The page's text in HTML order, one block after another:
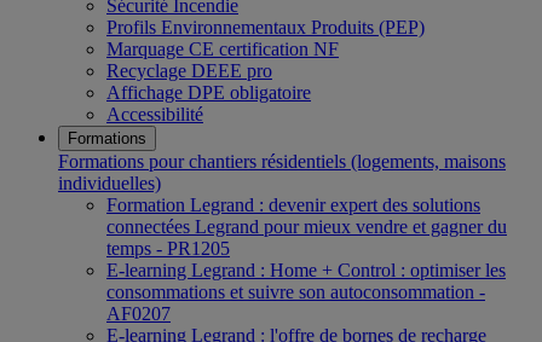
Sécurité Incendie
Profils Environnementaux Produits (PEP)
Marquage CE certification NF
Recyclage DEEE pro
Affichage DPE obligatoire
Accessibilité
Formations
Formations pour chantiers résidentiels (logements, maisons
individuelles)
Formation Legrand : devenir expert des solutions
connectées Legrand pour mieux vendre et gagner du
temps - PR1205
E-learning Legrand : Home + Control : optimiser les
consommations et suivre son autoconsommation -
AF0207
E-learning Legrand : l'offre de bornes de recharge